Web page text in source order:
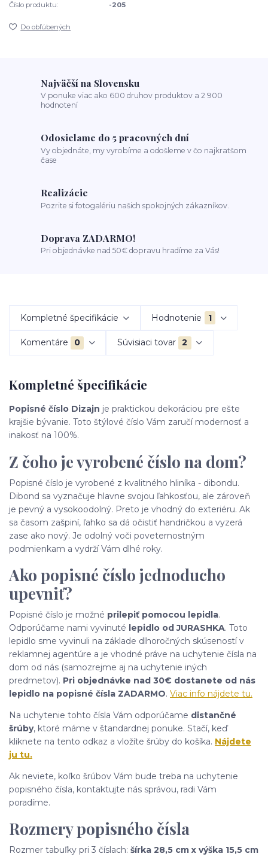
Číslo produktu: -205
Do obľúbených
Najväčší na Slovensku
V ponuke viac ako 600 druhov produktov a 2 900
hodnotení
Odosielame do 5 pracovných dní
Vy objednáte, my vyrobíme a odošleme v čo najkratšom
čase
Realizácie
Pozrite si fotogalériu našich spokojných zákazníkov.
Doprava ZADARMO!
Pri objednávke nad 50€ dopravu hradíme za Vás!
Kompletné špecifikácie Hodnotenie 1
Komentáre 0 Súvisiaci tovar 2
Kompletné špecifikácie
Popisné číslo Dizajn je praktickou dekoráciou pre ešte
krajšie bývanie. Toto štýlové číslo Vám zaručí modernosť a
inakosť na 100%.
Z čoho je vyrobené číslo na dom?
Popisné číslo je vyrobené z kvalitného hliníka - dibondu.
Dibond sa vyznačuje hlavne svojou ľahkosťou, ale zároveň
je pevný a vysokoodolný. Preto je vhodný do exteriéru. Ak
sa časom zašpiní, ľahko sa dá očistiť handričkou a vyzerá
zase ako nový. Je odolný voči poveternostným
podmienkam a vydrží Vám dlhé roky.
Ako popisné číslo jednoducho
upevniť?
Popisné číslo je možné prilepiť pomocou lepidla.
Odporúčame nami vyvinuté lepidlo od JURASHKA. Toto
lepidlo sme vyvinuli na základe dlhoročných skúseností v
reklamnej agentúre a je vhodné práve na uchytenie čísla na
dom od nás (samozrejme aj na uchytenie iných
predmetov). Pri objednávke nad 30€ dostanete od nás
lepidlo na popisné čísla ZADARMO. Viac info nájdete tu.
Na uchytenie tohto čísla Vám odporúčame distančné
šrúby, ktoré máme v štandardnej ponuke. Stačí, keď
kliknete na tento odkaz a vložíte šrúby do košíka. Nájdete
ju tu.
Ak neviete, koľko šrúbov Vám bude treba na uchytenie
popisného čísla, kontaktujte nás správou, radi Vám
poradíme.
Rozmery popisného čísla
Rozmer tabuľky pri 3 číslach: šírka 28,5 cm x výška 15,5 cm